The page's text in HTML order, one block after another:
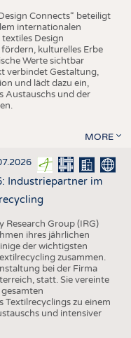
Connects“ beteiligt
internationalen
Design
kulturelles Erbe
Werte sichtbar
verbindet Gestaltung,
und lädt dazu ein,
Austauschs und der
MORE
Industriepartner im
Group (IRG)
ihres jährlichen
der wichtigsten
zusammen.
bei der Firma
statt. Sie vereinte
zu einem
und intensiver